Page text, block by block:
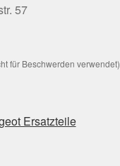
57
für Beschwerden verwendet)
Ersatzteile